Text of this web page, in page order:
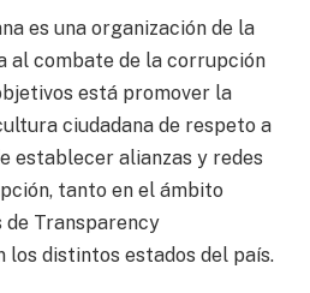
es una organización de la
al combate de la corrupción
está promover la
ciudadana de respeto a
establecer alianzas y redes
tanto en el ámbito
de Transparency
los distintos estados del país.